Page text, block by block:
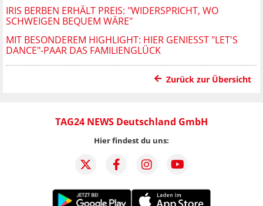
IRIS BERBEN ERHÄLT PREIS: "WIDERSPRICHT, WO
SCHWEIGEN BEQUEM WÄRE"
MIT BESONDEREM HIGHLIGHT: HIER GENIESST "LET'S D
ANCE"-PAAR DAS FAMILIENGLÜCK
Zurück zur Übersicht
TAG24 NEWS Deutschland GmbH
Hier findest du uns: